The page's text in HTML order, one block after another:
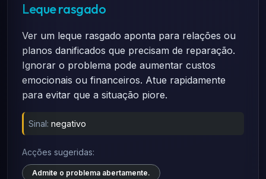
Leque rasgado
Ver um leque rasgado aponta para relações ou
planos danificados que precisam de reparação.
Ignorar o problema pode aumentar custos
emocionais ou financeiros. Atue rapidamente
para evitar que a situação piore.
Sinal: negativo
Acções sugeridas:
Admite o problema abertamente.